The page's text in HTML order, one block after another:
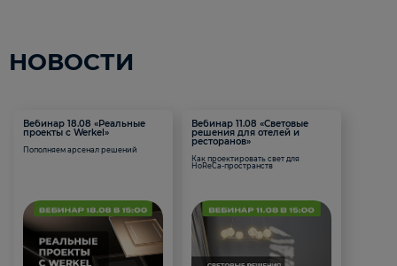
НОВОСТИ
Вебинар 18.08 «Реальные
проекты с Werkel»
Пополняем арсенал решений
Вебинар 11.08 «Световые
решения для отелей и
ресторанов»
Как проектировать свет для
HoReCa-пространств